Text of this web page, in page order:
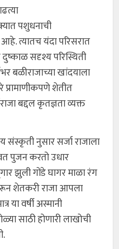
पशुधनाची
त्यातच यंदा परिसरात
सदृश्य परिस्थिती
बळीराजाच्या खांदयाला
प्रामाणीकपणे शेतीत
बद्दल कृतज्ञता व्यक्त
संस्कृती नुसार सर्जा राजाला
पुजन करतो उधार
झुली गोंडे घागर माळा रंग
शेतकरी राजा आपला
या वर्षी अस्मानी
साठी होणारी लाखोची